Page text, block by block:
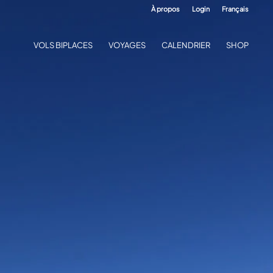
À propos Login Français
VOLS BIPLACES VOYAGES CALENDRIER SHOP